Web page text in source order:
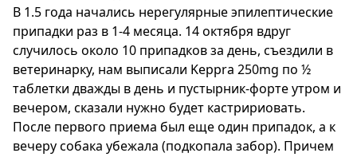
В 1.5 года начались нерегулярные эпилептические
припадки раз в 1-4 месяца. 14 октября вдруг
случилось около 10 припадков за день, cъездили в
ветеринарку, нам выписали Keppra 250mg по ½
таблетки дважды в день и пустырник-форте утром и
вечером, сказали нужно будет кастририовать.
После первого приема был еще один припадок, а к
вечеру собака убежала (подкопала забор). Причем